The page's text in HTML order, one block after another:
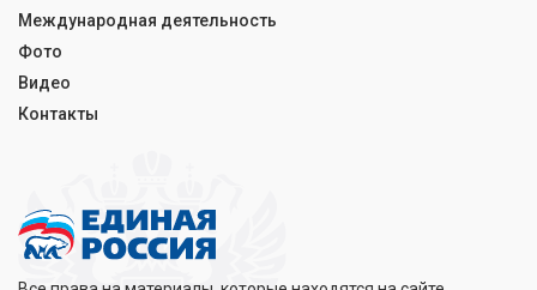
Международная деятельность
Фото
Видео
Контакты